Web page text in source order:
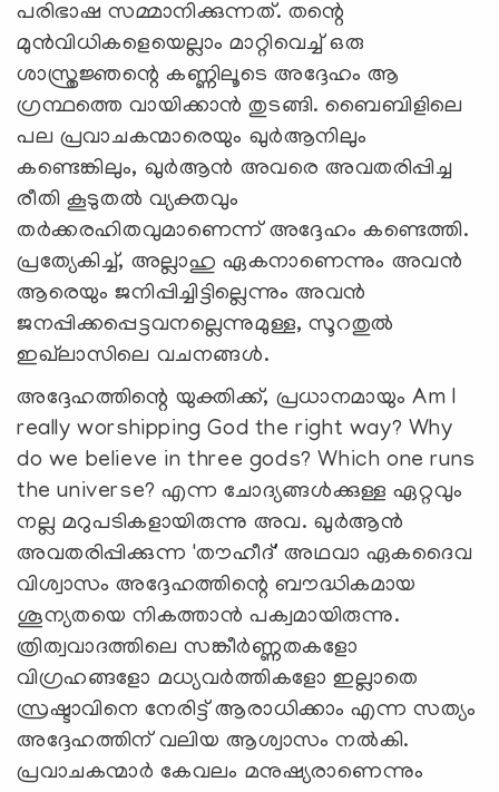
പരിഭാഷ സമ്മാനിക്കുന്നത്. തന്റെ
മുൻവിധികളെയെല്ലാം മാറ്റിവെച്ച് ഒരു
ശാസ്ത്രജ്ഞന്റെ കണ്ണിലൂടെ അദ്ദേഹം ആ
ഗ്രന്ഥത്തെ വായിക്കാൻ തുടങ്ങി. ബൈബിളിലെ
പല പ്രവാചകന്മാരെയും ഖുർആനിലും
കണ്ടെങ്കിലും, ഖുർആൻ അവരെ അവതരിപ്പിച്ച
രീതി കൂടുതൽ വ്യക്തവും
തർക്കരഹിതവുമാണെന്ന് അദ്ദേഹം കണ്ടെത്തി.
പ്രത്യേകിച്ച്, അല്ലാഹു ഏകനാണെന്നും അവന്‍
ആരെയും ജനിപ്പിച്ചിട്ടില്ലെന്നും അവന്‍
ജനപ്പിക്കപ്പെട്ടവനല്ലെന്നുമുള്ള, സൂറതുല്‍
ഇഖ്‍ലാസിലെ വചനങ്ങൾ.
അദ്ദേഹത്തിന്റെ യുക്തിക്ക്, പ്രധാനമായും Am I
really worshipping God the right way? Why
do we believe in three gods? Which one runs
the universe? എന്ന ചോദ്യങ്ങൾക്കുള്ള ഏറ്റവും
നല്ല മറുപടികളായിരുന്നു അവ. ഖുർആൻ
അവതരിപ്പിക്കുന്ന 'തൗഹീദ്' അഥവാ ഏകദൈവ
വിശ്വാസം അദ്ദേഹത്തിന്റെ ബൗദ്ധികമായ
ശൂന്യതയെ നികത്താന്‍ പക്വമായിരുന്നു.
ത്രിത്വവാദത്തിലെ സങ്കീർണ്ണതകളോ
വിഗ്രഹങ്ങളോ മധ്യവർത്തികളോ ഇല്ലാതെ
സ്രഷ്ടാവിനെ നേരിട്ട് ആരാധിക്കാം എന്ന സത്യം
അദ്ദേഹത്തിന് വലിയ ആശ്വാസം നൽകി.
പ്രവാചകന്മാർ കേവലം മനുഷ്യരാണെന്നും